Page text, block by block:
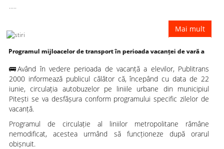
.....
Mai mult
mijloacelor de transport în perioada vacanței de vară a
elevilor
🚌Având în vedere perioada de vacanță a elevilor, Publitrans
2000 informează publicul călător că, începând cu data de 22
iunie, circulația autobuzelor pe liniile urbane din municipiul
Pitești se va desfășura conform programului specific zilelor de
vacanță.
Programul de circulație al liniilor metropolitane rămâne
nemodificat, acestea urmând să funcționeze după orarul
obișnuit.